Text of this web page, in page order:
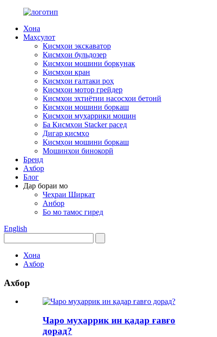
Хона
Маҳсулот
Қисмҳои экскаватор
Қисмҳои бульдозер
Қисмҳои мошини боркунак
Қисмҳои кран
Қисмҳои ғалтаки роҳ
Қисмҳои мотор грейдер
Кисмхои эхтиётии насосхои бетонй
Қисмҳои мошини боркаш
Қисмҳои муҳаррики мошин
Ба Қисмҳои Stacker расед
Дигар қисмҳо
Қисмҳои мошини боркаш
Мошинхои бинокорй
Бренд
Ахбор
Блог
Дар бораи мо
Чеҳраи Ширкат
Анбор
Бо мо тамос гиред
English
Хона
Ахбор
Ахбор
Чаро муҳаррик ин қадар ғавғо
дорад?